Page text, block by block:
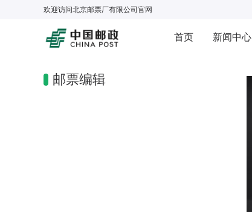
欢迎访问北京邮票厂有限公司 官网
首页 新闻中心
邮票编辑